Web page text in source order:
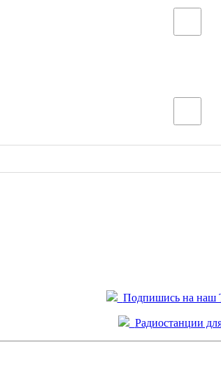
Подпишись на наш
Радиостанции